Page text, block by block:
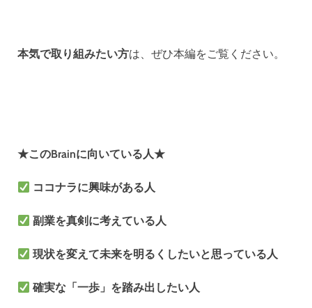
本気で取り組みたい方は、ぜひ本編をご覧ください。
★このBrainに向いている人★
ココナラに興味がある人
副業を真剣に考えている人
現状を変えて未来を明るくしたいと思っている人
確実な「一歩」を踏み出したい人